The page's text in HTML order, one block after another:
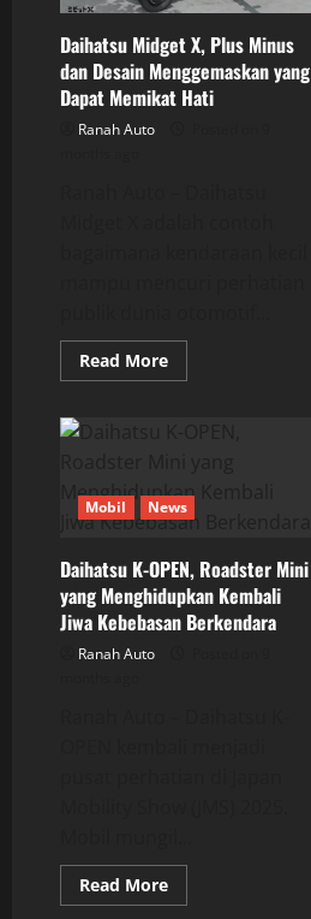
Daihatsu Midget X, Plus Minus
dan Desain Menggemaskan yang
Dapat Memikat Hati
Ranah Auto
Read MoreRead
more
dan
Desain
Dapat
Memikat
Hati
Mobil News
Daihatsu K-OPEN, Roadster Mini
yang Menghidupkan Kembali
Jiwa Kebebasan Berkendara
Ranah Auto
Read MoreRead
more